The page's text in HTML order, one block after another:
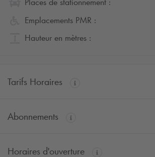
Emplacements PMR :
Hauteur en mètres :
Tarifs Horaires
Abonnements
Horaires d'ouverture